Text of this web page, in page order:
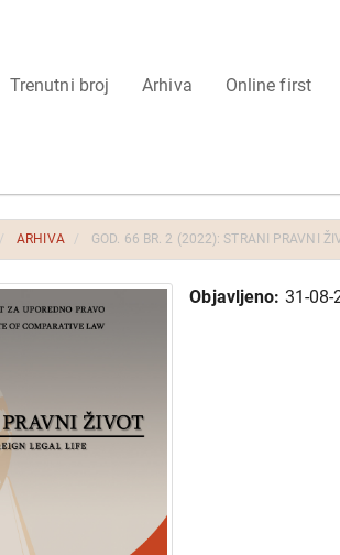
Trenutni broj Arhiva Online first
ARHIVA GOD. 66 BR. 2 (2022): STRANI PRAVNI
Objavljeno: 31-08-